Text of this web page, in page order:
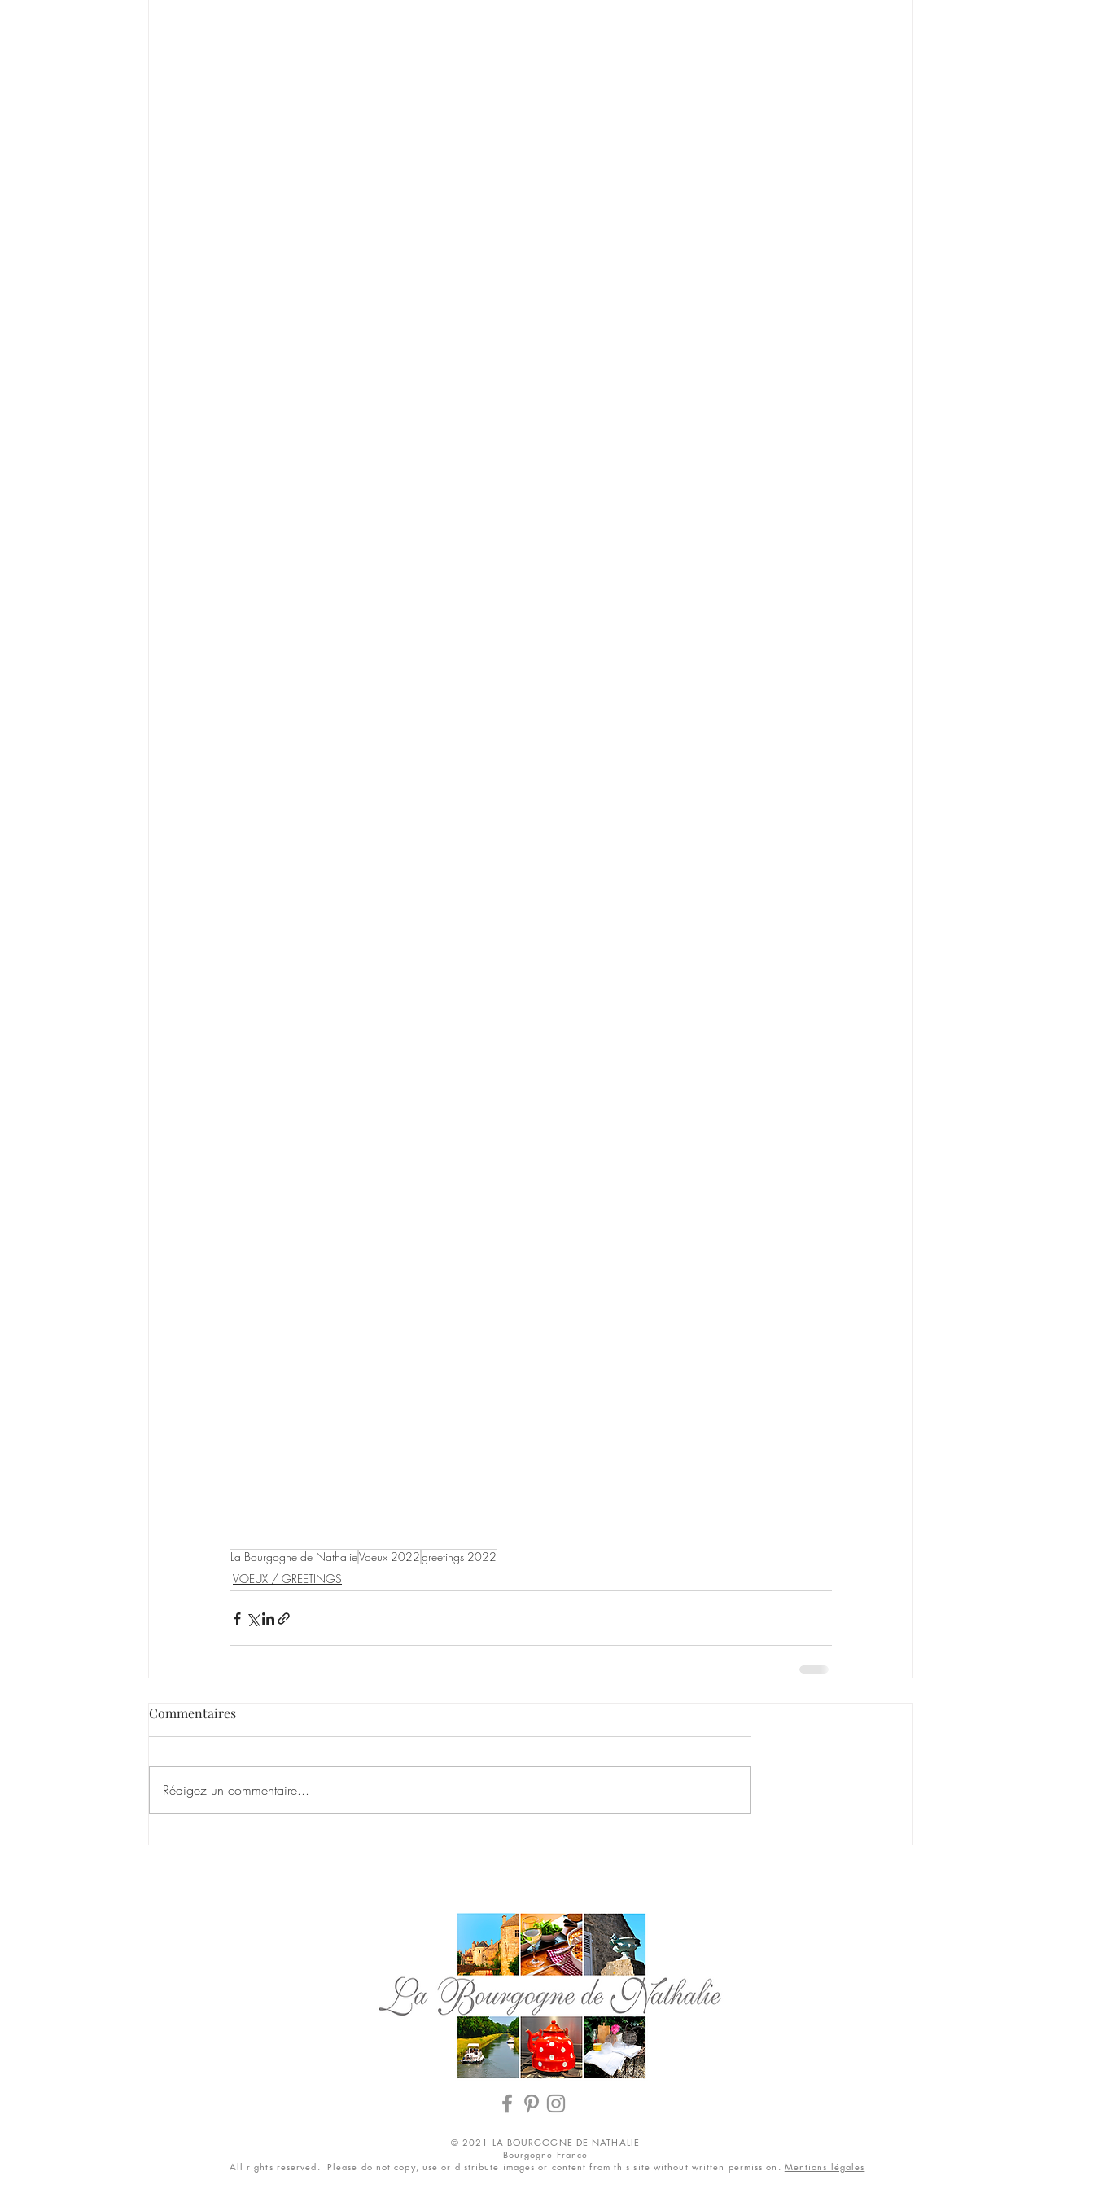
La Bourgogne de NathalieVoeux 2022greetings 2022
VOEUX / GREETINGS
Commentaires
Rédigez un commentaire...
© 2021 LA BOURGOGNE DE NATHALIE
Bourgogne France
All rights reserved. Please do not copy, use or distribute images or content from this site without written permission. Mentions légales